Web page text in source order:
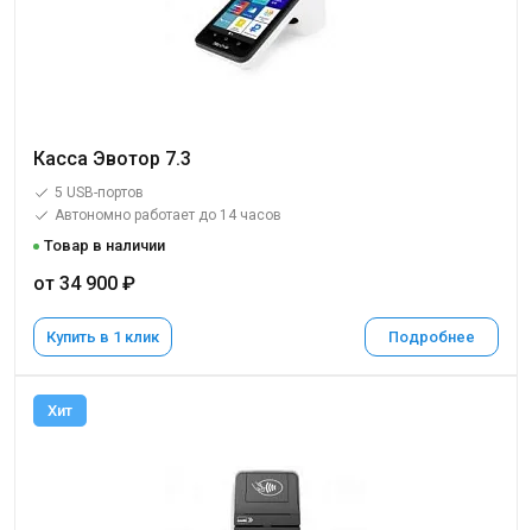
Касса Эвотор 7.3
5 USB-портов
Автономно работает до 14 часов
Товар в наличии
от 34 900 ₽
Купить в 1 клик Подробнее
Хит